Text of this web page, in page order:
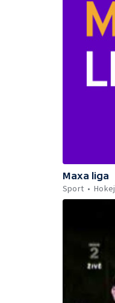
Maxa liga
Sport
Hokej